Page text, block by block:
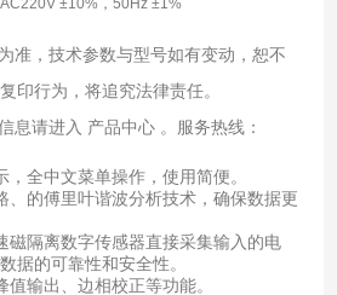
准，技术参数与型号如有变动，恕不
印行为，将追究法律责任。
息请进入 产品中心 。服务热线：
全中文菜单操作，使用简便。
、的傅里叶谐波分析技术，确保数据更
磁隔离数字传感器直接采集输入的电
据的可靠性和安全性。
输出、边相校正等功能。